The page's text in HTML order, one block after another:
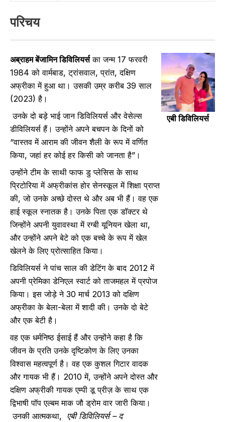
परिचय
अब्राहम बेंजामिन डिविलियर्सका जन्म 17 फरवरी
1984 को वार्मबाड, ट्रांसवाल, प्रांत, दक्षिण
अफ्रीका में हुआ था। उसकी उम्र करीब 39 साल
(2023) है।
उनके दो बड़े भाई जान डिविलियर्स और वेसेल्स
डीविलियर्स हैं। उन्होंने अपने बचपन के दिनों को
“वास्तव में आराम की जीवन शैली के रूप में वर्णित
किया, जहां हर कोई हर किसी को जानता है”।
उन्होंने टीम के साथी फाफ डु प्लेसिस के साथ
प्रिटोरिया में अफ्रीकांस होर सेनस्कूल में शिक्षा प्राप्त
की, जो उनके अच्छे दोस्त थे और अब भी हैं। वह एक
हाई स्कूल स्नातक है। उनके पिता एक डॉक्टर थे
जिन्होंने अपनी युवावस्था में रग्बी यूनियन खेला था,
और उन्होंने अपने बेटे को एक बच्चे के रूप में खेल
खेलने के लिए प्रोत्साहित किया।
डिविलियर्स ने पांच साल की डेटिंग के बाद 2012 में
अपनी प्रेमिका डेनिएल स्वार्ट को ताजमहल में प्रपोज
किया। इस जोड़े ने 30 मार्च 2013 को दक्षिण
अफ्रीका के बेला-बेला में शादी की। उनके दो बेटे
और एक बेटी है।
वह एक धर्मनिष्ठ ईसाई हैं और उन्होंने कहा है कि
जीवन के प्रति उनके दृष्टिकोण के लिए उनका
विश्वास महत्वपूर्ण है। वह एक कुशल गिटार वादक
और गायक भी हैं। 2010 में, उन्होंने अपने दोस्त और
दक्षिण अफ्रीकी गायक एम्पी डू प्रीज़ के साथ एक
द्विभाषी पॉप एल्बम माक जौ ड्रोम वार जारी किया।
उनकी आत्मकथा, एबी डिविलियर्स – द
एबी डिविलियर्स